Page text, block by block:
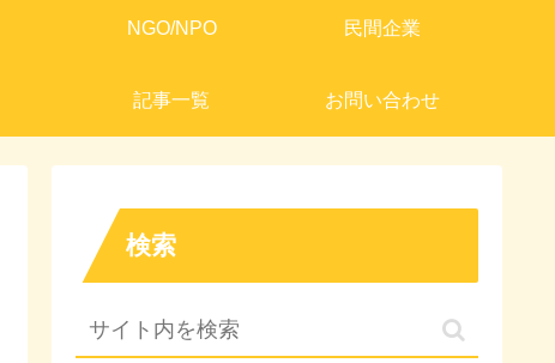
NGO/NPO 民間企業
記事一覧 お問い合わせ
検索